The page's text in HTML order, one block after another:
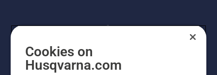
Cookies on
Husqvarna.com